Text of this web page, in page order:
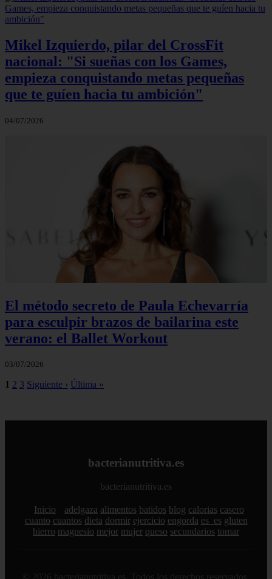
Mikel Izquierdo, pilar del CrossFit
nacional: "Si sueñas con los Games,
empieza conquistando metas pequeñas
que te guíen hacia tu ambición"
04/07/2026
El método secreto de Paula Echevarría
para esculpir brazos de bailarina este
verano: el Ballet Workout
03/07/2026
1 2 3 Siguiente › Última »
bacterianutritiva.es
bacterianutritiva.es
Inicio adelgaza alimentos batidos blog calorias casero
cuanto cuantos dieta dormir ejercicio engorda es_es gluten
hierro magnesio mejor mujer queso secundarios tomar
© 2026 bacterianutritiva.es. Todos los derechos reservados.